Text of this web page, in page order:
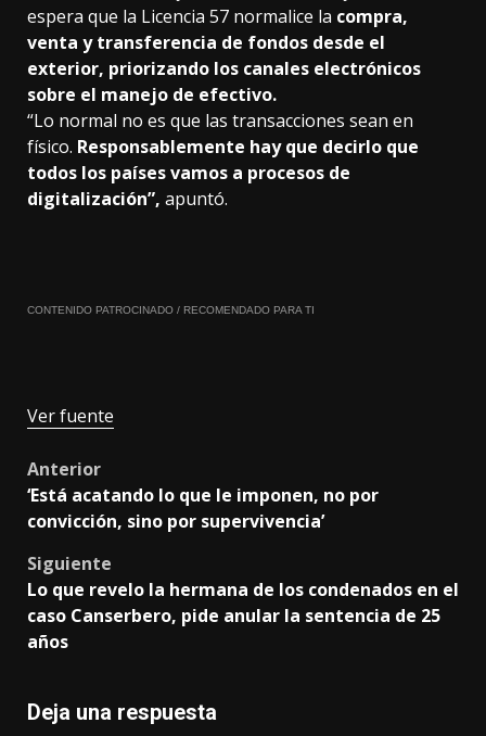
espera que la Licencia 57 normalice la compra,
venta y transferencia de fondos desde el
exterior, priorizando los canales electrónicos
sobre el manejo de efectivo.
“Lo normal no es que las transacciones sean en
físico. Responsablemente hay que decirlo que
todos los países vamos a procesos de
digitalización”, apuntó.
CONTENIDO PATROCINADO / RECOMENDADO PARA TI
Ver fuente
Post
navigation
Anterior
‘Está acatando lo que le imponen, no por
convicción, sino por supervivencia’
Siguiente
Lo que revelo la hermana de los condenados en el
caso Canserbero, pide anular la sentencia de 25
años
Deja una respuesta